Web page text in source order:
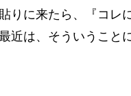
りに来たら、『コレ
近は、そういうこと